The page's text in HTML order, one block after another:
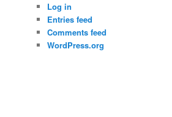
Log in
Entries feed
Comments feed
WordPress.org